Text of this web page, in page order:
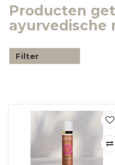
Producten
ayurvedische
Filter